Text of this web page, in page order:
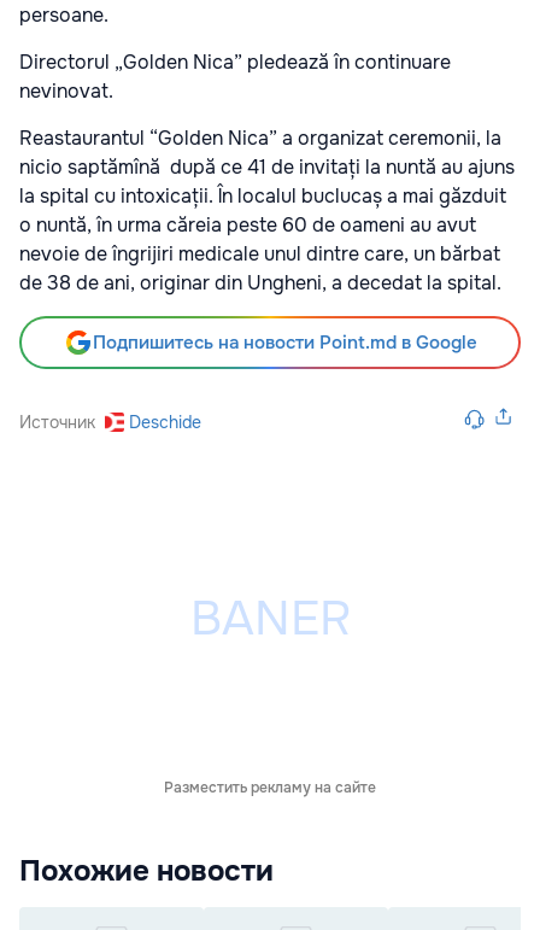
persoane.
Directorul „Golden Nica” pledează în continuare
nevinovat.
Reastaurantul “Golden Nica” a organizat ceremonii, la
nicio saptămînă după ce 41 de invitați la nuntă au ajuns
la spital cu intoxicații. În localul buclucaș a mai găzduit
o nuntă, în urma căreia peste 60 de oameni au avut
nevoie de îngrijiri medicale unul dintre care, un bărbat
de 38 de ani, originar din Ungheni, a decedat la spital.
Подпишитесь на новости Point.md в Google
Источник Deschide
Разместить рекламу на сайте
Похожие новости